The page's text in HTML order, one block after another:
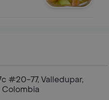
#20-77, Valledupar,
Colombia